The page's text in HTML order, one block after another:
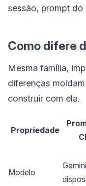
sessão, prompt do
Como difere
Mesma família,
diferenças
construir com ela.
Propriedade
Modelo